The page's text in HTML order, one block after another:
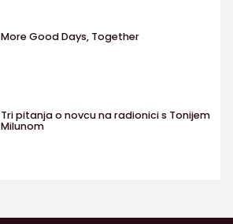
More Good Days, Together
Tri pitanja o novcu na radionici s Tonijem
Milunom